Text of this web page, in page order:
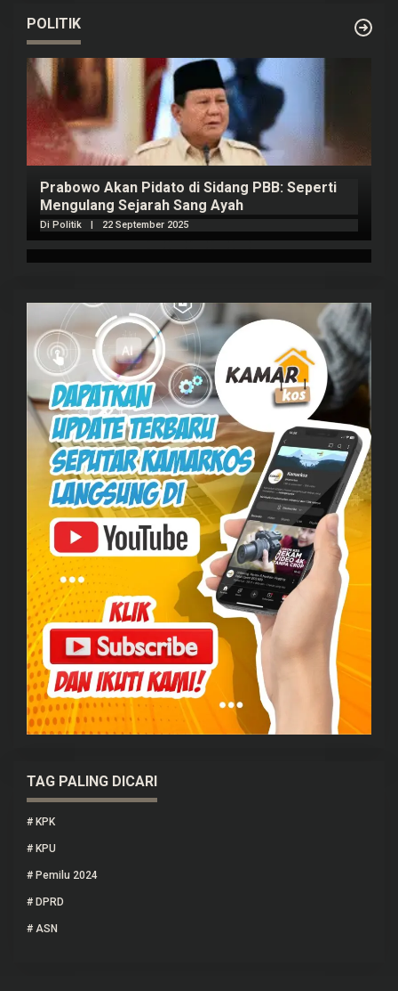
POLITIK
Prabowo Akan Pidato di Sidang PBB: Seperti
Mengulang Sejarah Sang Ayah
Di Politik 22 September 2025
TAG PALING DICARI
# KPK
# KPU
# Pemilu 2024
# DPRD
# ASN